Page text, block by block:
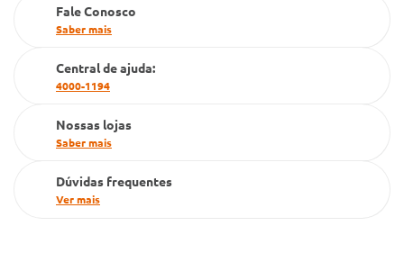
Televendas
Fale Conosco
Saber mais
Central de ajuda:
4000-1194
Nossas lojas
Saber mais
Dúvidas frequentes
Ver mais